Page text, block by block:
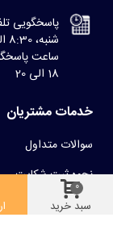
پاسخگویی
شنبه، 8:30 الی 14:30
ساعت
18 الی 20
خدمات مشتریان
سوالات متداول
نحوه ثبت شکایت
نحوه ارسال سفارشات
سبد خرید
0